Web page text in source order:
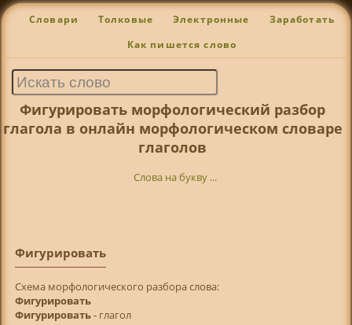
Словари Толковые Электронные Заработать
Как пишется слово
Фигурировать морфологический разбор
глагола в онлайн морфологическом словаре
глаголов
Слова на букву ...
Фигурировать
Cхема морфологического разбора слова:
Фигурировать
Фигурировать- глагол